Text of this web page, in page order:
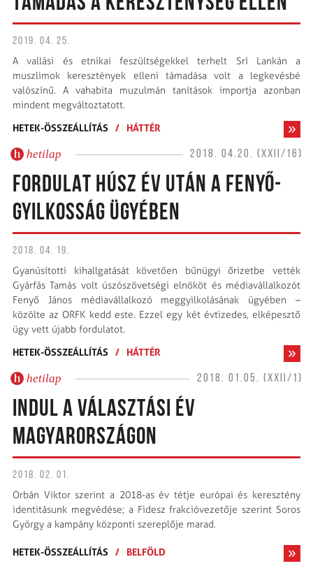
2019. 04. 25.
A vallási és etnikai feszültségekkel terhelt Srí Lankán a
muszlimok keresztények elleni támadása volt a legkevésbé
valószínű. A vahabita muzulmán tanítások importja azonban
mindent megváltoztatott.
HETEK-ÖSSZEÁLLÍTÁS / HÁTTÉR
hetilap 2018. 04.20. (XXII/16)
FORDULAT HÚSZ ÉV UTÁN A FENYŐ-
GYILKOSSÁG ÜGYÉBEN
2018. 04. 19.
Gyanúsítotti kihallgatását követően bűnügyi őrizetbe vették
Gyárfás Tamás volt úszószövetségi elnököt és médiavállalkozót
Fenyő János médiavállalkozó meggyilkolásának ügyében –
közölte az ORFK kedd este. Ezzel egy két évtizedes, elképesztő
ügy vett újabb fordulatot.
HETEK-ÖSSZEÁLLÍTÁS / HÁTTÉR
hetilap 2018. 01.05. (XXII/1)
INDUL A VÁLASZTÁSI ÉV
MAGYARORSZÁGON
2018. 02. 01.
Orbán Viktor szerint a 2018-as év tétje európai és keresztény
identitásunk megvédése; a Fidesz frakcióvezetője szerint Soros
György a kampány központi szereplője marad.
HETEK-ÖSSZEÁLLÍTÁS / BELFÖLD